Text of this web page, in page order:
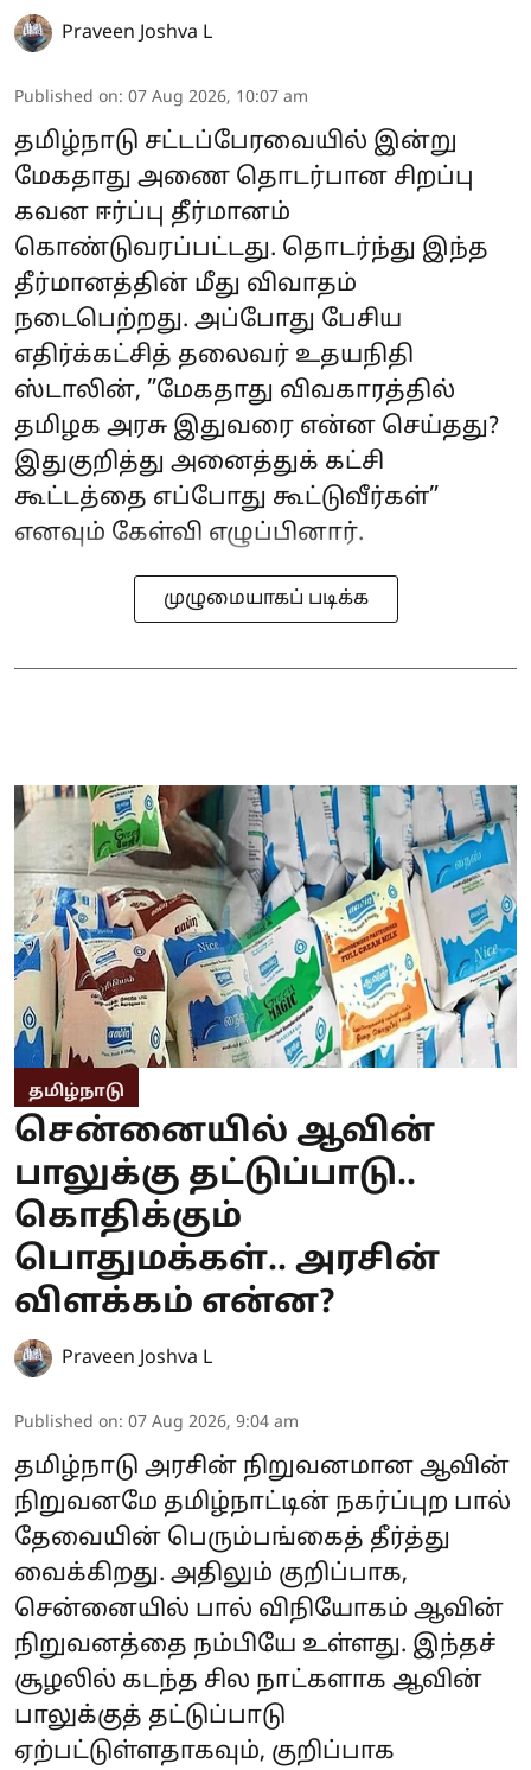
Praveen Joshva L
Published on: 07 Aug 2026, 10:07 am
தமிழ்நாடு சட்டப்பேரவையில் இன்று
மேகதாது அணை தொடர்பான சிறப்பு
கவன ஈர்ப்பு தீர்மானம்
கொண்டுவரப்பட்டது. தொடர்ந்து இந்த
தீர்மானத்தின் மீது விவாதம்
நடைபெற்றது. அப்போது பேசிய
எதிர்க்கட்சித் தலைவர் உதயநிதி
ஸ்டாலின், ”மேகதாது விவகாரத்தில்
தமிழக அரசு இதுவரை என்ன செய்தது?
இதுகுறித்து அனைத்துக் கட்சி
கூட்டத்தை எப்போது கூட்டுவீர்கள்”
எனவும் கேள்வி எழுப்பினார்.
முழுமையாகப் படிக்க
தமிழ்நாடு
சென்னையில் ஆவின்
பாலுக்கு தட்டுப்பாடு..
கொதிக்கும்
பொதுமக்கள்.. அரசின்
விளக்கம் என்ன?
Praveen Joshva L
Published on: 07 Aug 2026, 9:04 am
தமிழ்நாடு அரசின் நிறுவனமான ஆவின்
நிறுவனமே தமிழ்நாட்டின் நகர்ப்புற பால்
தேவையின் பெரும்பங்கைத் தீர்த்து
வைக்கிறது. அதிலும் குறிப்பாக,
சென்னையில் பால் விநியோகம் ஆவின்
நிறுவனத்தை நம்பியே உள்ளது. இந்தச்
சூழலில் கடந்த சில நாட்களாக ஆவின்
பாலுக்குத் தட்டுப்பாடு
ஏற்பட்டுள்ளதாகவும், குறிப்பாக